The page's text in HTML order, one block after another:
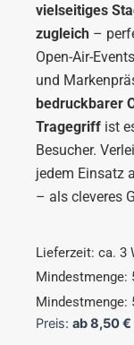
vielseitiges
zugleich –
Open-Air-
und
bedruckbarer
Tragegriff ist
Besucher.
jedem Einsatz
– als cleveres
Lieferzeit: ca. 3
Mindestmenge:
Mindestmenge:
Preis: ab8,50€